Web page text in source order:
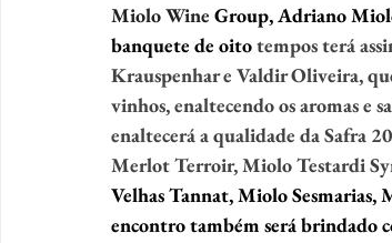
Miolo Wine Group, Adriano
banquete de oito tempos terá
Krauspenhar e Valdir Oliveira,
vinhos, enaltecendo os aromas e
enaltecerá a qualidade da Safra
Merlot Terroir, Miolo Testardi
Velhas Tannat, Miolo
encontro também será